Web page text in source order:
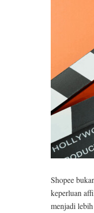
Shopee
keperluan
menjadi